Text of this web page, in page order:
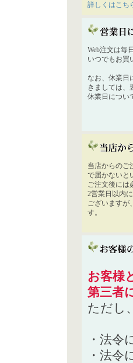
詳しくはこち
Web注文は毎
いつでもお買
なお、休業日
きましては、
休業日につい
当店からのご
で届かないと
ご注文後には
2営業日以内
ございますが
す。
お客様
第三者
ただし
・法令
・法令